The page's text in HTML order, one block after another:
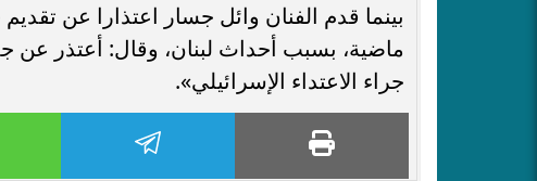
بينما قدم الفنان وائل جسار اعتذارا عن
ماضية، بسبب أحداث لبنان، وقال: أعتذر عن
جراء الاعتداء الإسرائيلي».